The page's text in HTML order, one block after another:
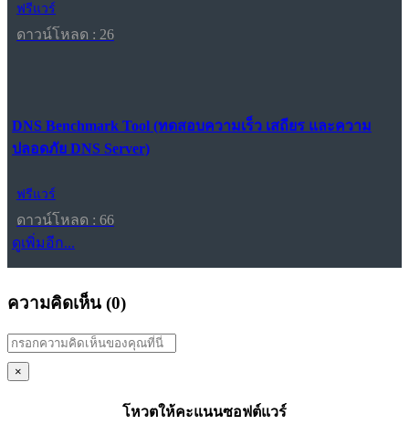
ฟรีแวร์
ดาวน์โหลด : 26
DNS Benchmark Tool (ทดสอบความเร็ว เสถียร และความ
ปลอดภัย DNS Server)
ฟรีแวร์
ดาวน์โหลด : 66
ดูเพิ่มอีก...
ความคิดเห็น (0)
×
โหวตให้คะแนนซอฟต์แวร์